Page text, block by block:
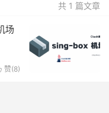
共 1 篇文章
场
赞(8)